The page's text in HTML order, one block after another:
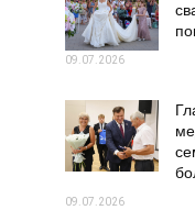
09.07.2026
09.07.2026